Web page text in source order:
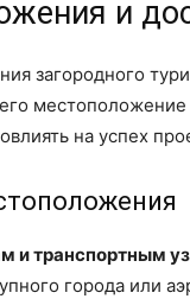
и
загородного
на успех
и транспортным
города или